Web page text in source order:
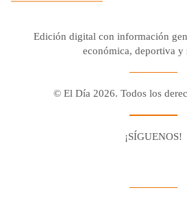
Edición digital con información
económica, deportiva y
© El Día 2026. Todos los
¡SÍGUENOS!